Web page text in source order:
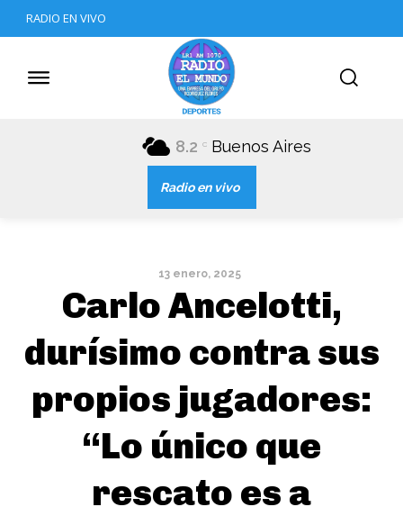
RADIO EN VIVO
8.2 C Buenos Aires
Radio en vivo
13 enero, 2025
Carlo Ancelotti,
durísimo contra sus
propios jugadores:
“Lo único que
rescato es a